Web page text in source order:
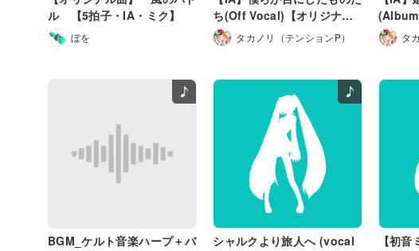
ル 【5拍子・IA・ミク】
ぼを
ち(Off Vocal)【オリジナ
ル】 タカノリ（テンションP）
【オリ
タ
BGM_ケルト音楽ハープ＋バ
シャルクより旅人へ (vocal
【初